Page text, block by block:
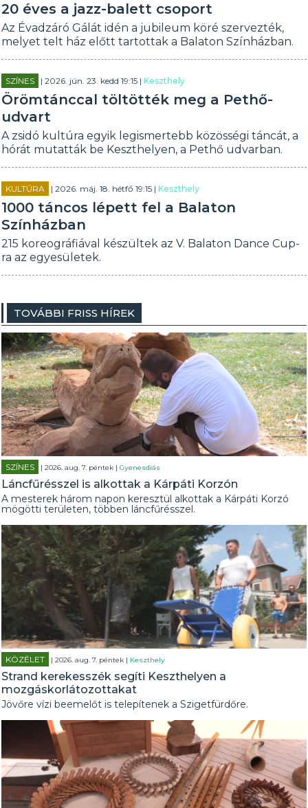
20 éves a jazz-balett csoport
Az Évadzáró Gálát idén a jubileum köré szervezték,
melyet telt ház előtt tartottak a Balaton Színházban.
SZÍNES | 2026. jún. 23. kedd 19:15 |Keszthely
Örömtánccal töltötték meg a Pethő-
udvart
A zsidó kultúra egyik legismertebb közösségi táncát, a
hórát mutatták be Keszthelyen, a Pethő udvarban.
KULTÚRA | 2026. máj. 18. hétfő 19:15 |Keszthely
1000 táncos lépett fel a Balaton
Színházban
215 koreográfiával készültek az V. Balaton Dance Cup-
ra az egyesületek.
TOVÁBBI FRISS HÍREK
SZÍNES | 2026. aug. 7. péntek |Gyenesdiás
Láncfűrésszel is alkottak a Kárpáti Korzón
A mesterek három napon keresztül alkottak a Kárpáti Korzó
mögötti területen, többen láncfűrésszel.
KÖZÉLET | 2026. aug. 7. péntek | Keszthely
Strand kerekesszék segíti Keszthelyen a
mozgáskorlátozottakat
Jövőre vízi beemelőt is telepítenek a Szigetfürdőre.